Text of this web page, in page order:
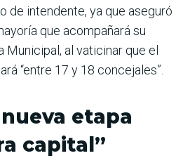
de intendente, ya que aseguró
que acompañará su
al vaticinar que el
“entre 17 y 18 concejales”.
etapa
capital”